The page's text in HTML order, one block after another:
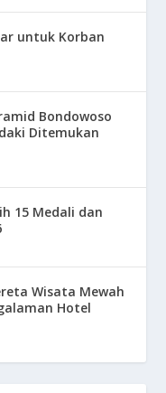
untuk Korban
Bondowoso
Ditemukan
15 Medali dan
Wisata Mewah
Hotel